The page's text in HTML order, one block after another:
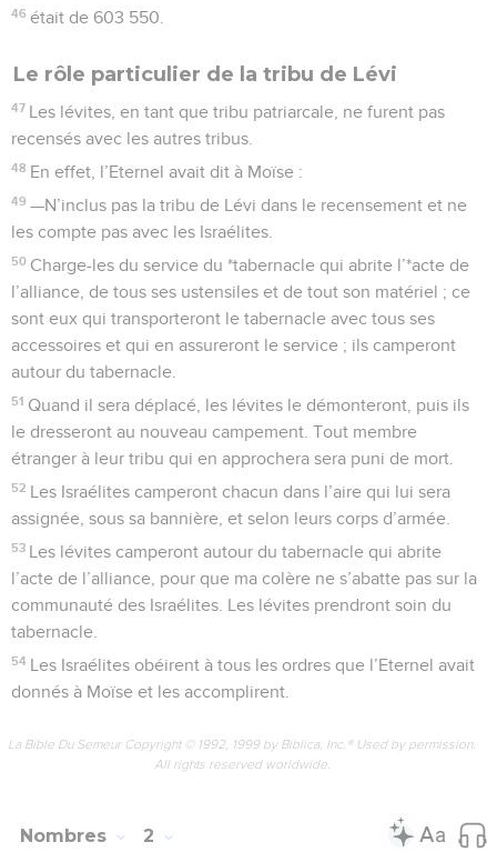
46 était de 603 550.
Le rôle particulier de la tribu de Lévi
47 Les lévites, en tant que tribu patriarcale, ne furent pas
recensés avec les autres tribus.
48 En effet, l’Eternel avait dit à Moïse :
49 —N’inclus pas la tribu de Lévi dans le recensement et ne
les compte pas avec les Israélites.
50 Charge-les du service du *tabernacle qui abrite l’*acte de
l’alliance, de tous ses ustensiles et de tout son matériel ; ce
sont eux qui transporteront le tabernacle avec tous ses
accessoires et qui en assureront le service ; ils camperont
autour du tabernacle.
51 Quand il sera déplacé, les lévites le démonteront, puis ils
le dresseront au nouveau campement. Tout membre
étranger à leur tribu qui en approchera sera puni de mort.
52 Les Israélites camperont chacun dans l’aire qui lui sera
assignée, sous sa bannière, et selon leurs corps d’armée.
53 Les lévites camperont autour du tabernacle qui abrite
l’acte de l’alliance, pour que ma colère ne s’abatte pas sur la
communauté des Israélites. Les lévites prendront soin du
tabernacle.
54 Les Israélites obéirent à tous les ordres que l’Eternel avait
donnés à Moïse et les accomplirent.
La Bible Du Semeur Copyright © 1992, 1999 by Biblica, Inc.® Used by permission.
All rights reserved worldwide.
Nombres 2